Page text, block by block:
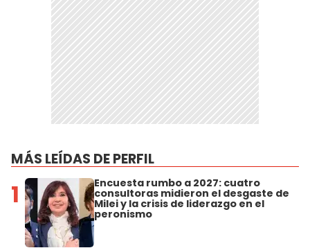
MÁS LEÍDAS DE PERFIL
1 Encuesta rumbo a 2027: cuatro
consultoras midieron el desgaste de
Milei y la crisis de liderazgo en el
peronismo